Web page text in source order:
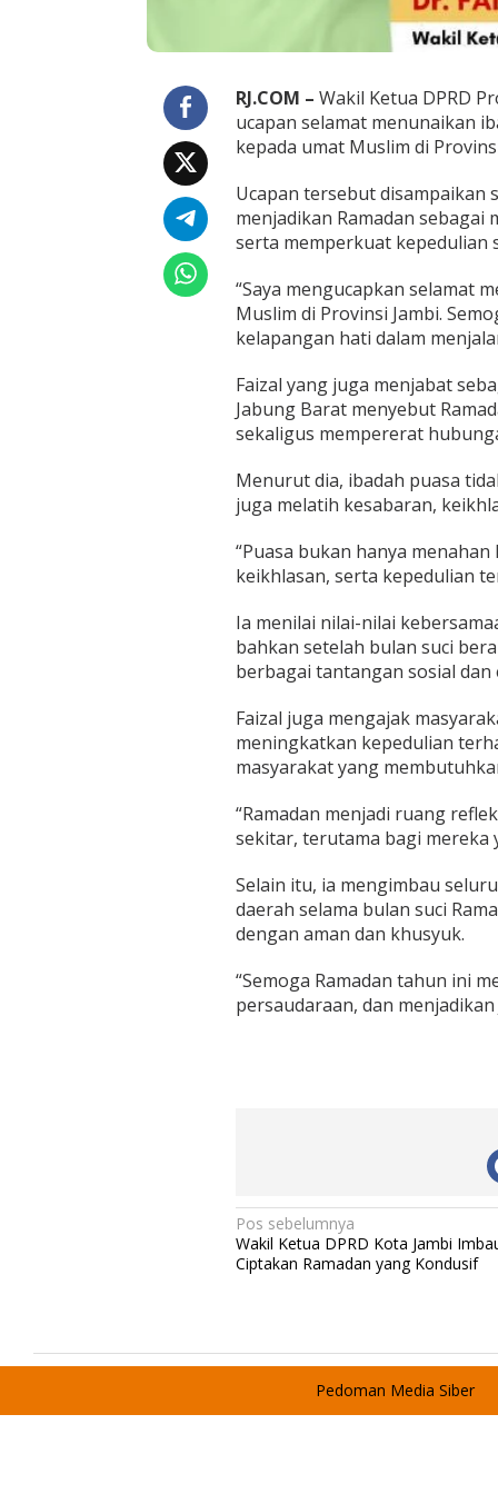
a
k
W
a
g
a
T
i
g
k
a
t
a
n
K
e
m
a
a
RJ.COM – Wakil Ketua DPRD
ucapan selamat menunaikan
kepada umat Muslim di
Ucapan tersebut disampaikan
menjadikan Ramadan
serta memperkuat kepedulian
“Saya mengucapkan selamat
Muslim di Provinsi Jambi.
kelapangan hati dalam
Faizal yang juga menjabat
Jabung Barat menyebut
sekaligus mempererat
Menurut dia, ibadah puasa
juga melatih kesabaran,
“Puasa bukan hanya
keikhlasan, serta kepedulian
Ia menilai nilai-nilai
bahkan setelah bulan suci
berbagai tantangan sosial
Faizal juga mengajak
meningkatkan kepedulian
masyarakat yang
“Ramadan menjadi ruang
sekitar, terutama bagi mereka
Selain itu, ia mengimbau
daerah selama bulan suci
dengan aman dan khusyuk.
“Semoga Ramadan tahun ini
persaudaraan, dan
N
a
g
s
Pos sebelumnya
Wakil Ketua DPRD Kota Jambi
Ciptakan Ramadan yang Kondusif
Pedoman Media Siber